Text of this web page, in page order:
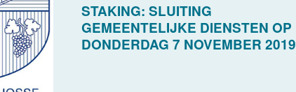
STAKING: SLUITING
GEMEENTELIJKE DIENSTEN OP
DONDERDAG 7 NOVEMBER 2019